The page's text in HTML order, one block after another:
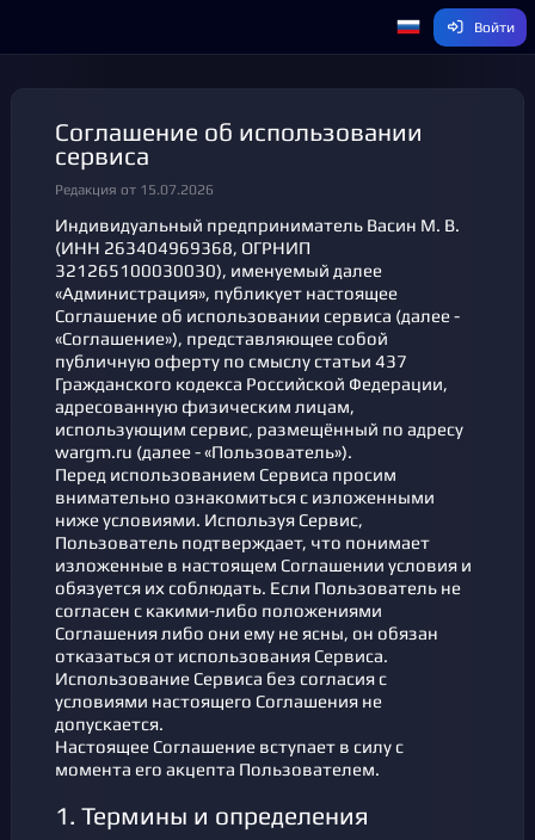
Войти
Соглашение об использовании
сервиса
Редакция от 15.07.2026
Индивидуальный предприниматель Васин М. В.
(ИНН 263404969368, ОГРНИП
321265100030030), именуемый далее
«Администрация», публикует настоящее
Соглашение об использовании сервиса (далее -
«Соглашение»), представляющее собой
публичную оферту по смыслу статьи 437
Гражданского кодекса Российской Федерации,
адресованную физическим лицам,
использующим сервис, размещённый по адресу
wargm.ru (далее - «Пользователь»).
Перед использованием Сервиса просим
внимательно ознакомиться с изложенными
ниже условиями. Используя Сервис,
Пользователь подтверждает, что понимает
изложенные в настоящем Соглашении условия и
обязуется их соблюдать. Если Пользователь не
согласен с какими-либо положениями
Соглашения либо они ему не ясны, он обязан
отказаться от использования Сервиса.
Использование Сервиса без согласия с
условиями настоящего Соглашения не
допускается.
Настоящее Соглашение вступает в силу с
момента его акцепта Пользователем.
1. Термины и определения